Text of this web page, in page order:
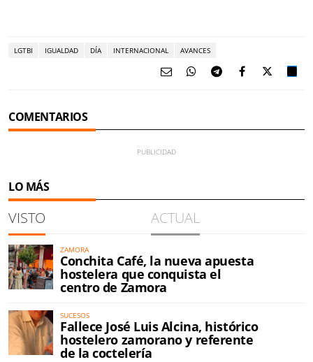
LGTBI IGUALDAD DÍA INTERNACIONAL AVANCES
COMENTARIOS
LO MÁS
VISTO ACTUAL
ZAMORA
Conchita Café, la nueva apuesta
hostelera que conquista el
centro de Zamora
SUCESOS
Fallece José Luis Alcina, histórico
hostelero zamorano y referente
de la coctelería